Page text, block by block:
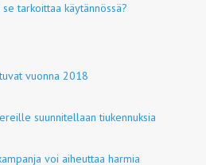
tarkoittaa käytännössä?
vuonna 2018
suunnitellaan tiukennuksia
voi aiheuttaa harmia